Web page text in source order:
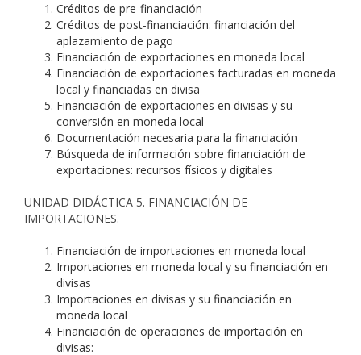
Créditos de pre-financiación
Créditos de post-financiación: financiación del
aplazamiento de pago
Financiación de exportaciones en moneda local
Financiación de exportaciones facturadas en moneda
local y financiadas en divisa
Financiación de exportaciones en divisas y su
conversión en moneda local
Documentación necesaria para la financiación
Búsqueda de información sobre financiación de
exportaciones: recursos físicos y digitales
UNIDAD DIDÁCTICA 5. FINANCIACIÓN DE
IMPORTACIONES.
Financiación de importaciones en moneda local
Importaciones en moneda local y su financiación en
divisas
Importaciones en divisas y su financiación en
moneda local
Financiación de operaciones de importación en
divisas: